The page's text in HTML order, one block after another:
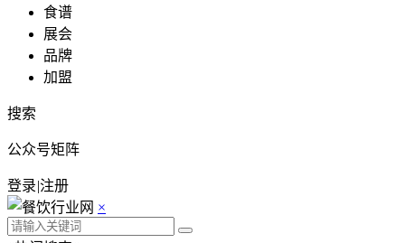
食谱
展会
品牌
加盟
搜索
公众号矩阵
登录|注册
×